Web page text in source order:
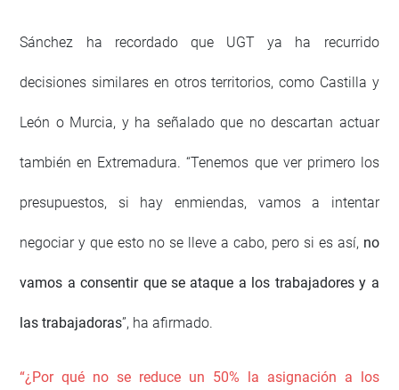
Sánchez ha recordado que UGT ya ha recurrido
decisiones similares en otros territorios, como Castilla y
León o Murcia, y ha señalado que no descartan actuar
también en Extremadura. “Tenemos que ver primero los
presupuestos, si hay enmiendas, vamos a intentar
negociar y que esto no se lleve a cabo, pero si es así, no
vamos a consentir que se ataque a los trabajadores y a
las trabajadoras”, ha afirmado.
“¿Por qué no se reduce un 50% la asignación a los